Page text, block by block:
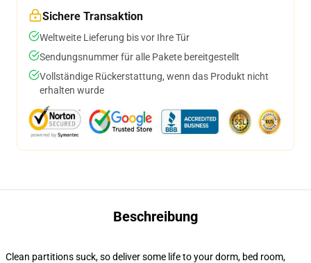
Sichere Transaktion
Weltweite Lieferung bis vor Ihre Tür
Sendungsnummer für alle Pakete bereitgestellt
Vollständige Rückerstattung, wenn das Produkt nicht
erhalten wurde
Beschreibung
Clean partitions suck, so deliver some life to your dorm, bed room,